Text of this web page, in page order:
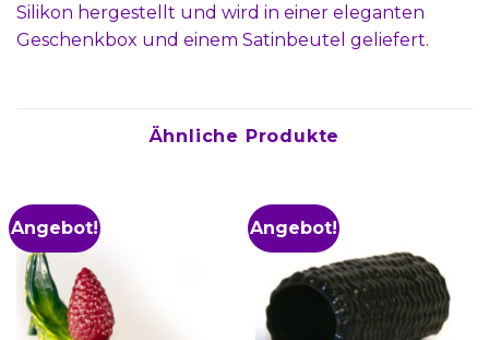
Silikon hergestellt und wird in einer eleganten
Geschenkbox und einem Satinbeutel geliefert.
Ähnliche Produkte
Angebot! Angebot!